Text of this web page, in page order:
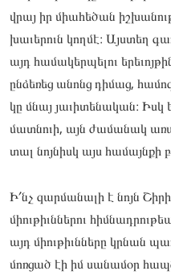
վրայ իր միահեծան
խաւերուն կողմէ։ Այստեղ
այդ համակերպելու
ընձեռեց անոնց դիմաց,
կը մնայ յաւիտենական։ Իսկ
մատնուի, այն ժամանակ
տալ նոյնիսկ այս համայնքի
Ի՛նչ զարմանալի է նոյն
միութիւններու
այդ միութիւնները կրնան
մոռցած էի իմ սանամօր